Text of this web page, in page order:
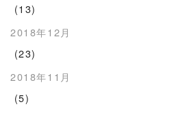
(13)
2018年12月
(23)
2018年11月
(5)